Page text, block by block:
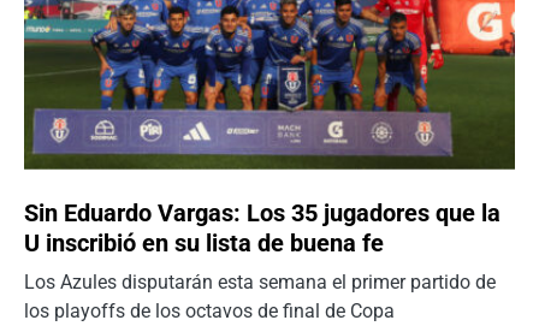
Sin Eduardo Vargas: Los 35 jugadores que la
U inscribió en su lista de buena fe
Los Azules disputarán esta semana el primer partido de
los playoffs de los octavos de final de Copa